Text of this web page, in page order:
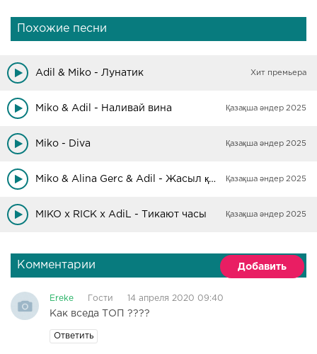
Похожие песни
Adil & Miko - Лунатик Хит премьера
Miko & Adil - Наливай вина Қазақша әндер 2025
Miko - Diva Қазақша әндер 2025
Miko & Alina Gerc & Adil - Жасыл қала Қазақша әндер 2025
MIKO x RICK x AdiL - Тикают часы Қазақша әндер 2025
Комментарии Добавить
Ereke Гости 14 апреля 2020 09:40
Как вседа ТОП ????
Ответить